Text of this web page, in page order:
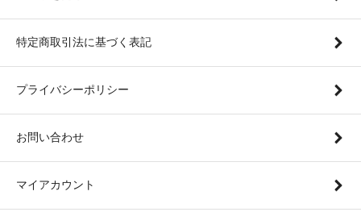
特定商取引法に基づく表記
プライバシーポリシー
お問い合わせ
マイアカウント